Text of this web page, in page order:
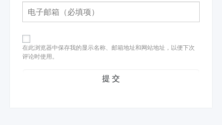
在此浏览器中保存我的显示名称、邮箱地址和网站地址，以便下次
评论时使用。